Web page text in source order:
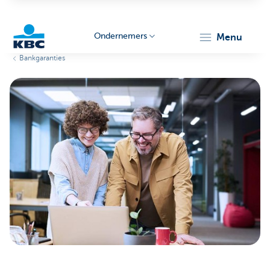
Ondernemers
Ondernemers menu
Bankgaranties